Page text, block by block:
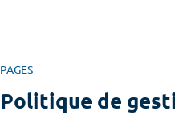
PAGES
Politique de